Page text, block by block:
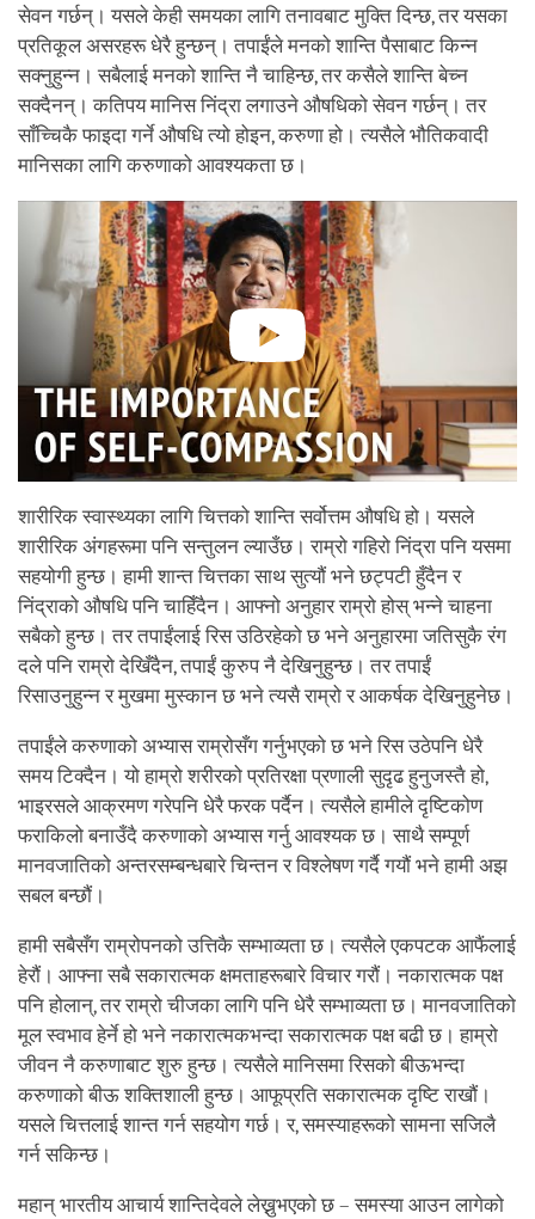
सेवन गर्छन्। यसले केही समयका लागि तनावबाट मुक्ति दिन्छ, तर यसका
प्रतिकूल असरहरू धेरै हुन्छन्। तपाईंले मनको शान्ति पैसाबाट किन्न
सक्नुहुन्न। सबैलाई मनको शान्ति नै चाहिन्छ, तर कसैले शान्ति बेच्न
सक्दैनन्। कतिपय मानिस निंद्रा लगाउने औषधिको सेवन गर्छन्। तर
साँच्चिकै फाइदा गर्ने औषधि त्यो होइन, करुणा हो। त्यसैले भौतिकवादी
मानिसका लागि करुणाको आवश्यकता छ।
शारीरिक स्वास्थ्यका लागि चित्तको शान्ति सर्वोत्तम औषधि हो। यसले
शारीरिक अंगहरूमा पनि सन्तुलन ल्याउँछ। राम्रो गहिरो निंद्रा पनि यसमा
सहयोगी हुन्छ। हामी शान्त चित्तका साथ सुत्यौं भने छट्पटी हुँदैन र
निंद्राको औषधि पनि चाहिँदैन। आफ्नो अनुहार राम्रो होस् भन्ने चाहना
सबैको हुन्छ। तर तपाईंलाई रिस उठिरहेको छ भने अनुहारमा जतिसुकै रंग
दले पनि राम्रो देखिँदैन, तपाईं कुरुप नै देखिनुहुन्छ। तर तपाईं
रिसाउनुहुन्न र मुखमा मुस्कान छ भने त्यसै राम्रो र आकर्षक देखिनुहुनेछ।
तपाईंले करुणाको अभ्यास राम्रोसँग गर्नुभएको छ भने रिस उठेपनि धेरै
समय टिक्दैन। यो हाम्रो शरीरको प्रतिरक्षा प्रणाली सुदृढ हुनुजस्तै हो,
भाइरसले आक्रमण गरेपनि धेरै फरक पर्दैन। त्यसैले हामीले दृष्टिकोण
फराकिलो बनाउँदै करुणाको अभ्यास गर्नु आवश्यक छ। साथै सम्पूर्ण
मानवजातिको अन्तरसम्बन्धबारे चिन्तन र विश्लेषण गर्दै गयौं भने हामी अझ
सबल बन्छौं।
हामी सबैसँग राम्रोपनको उत्तिकै सम्भाव्यता छ। त्यसैले एकपटक आफैंलाई
हेरौं। आफ्ना सबै सकारात्मक क्षमताहरूबारे विचार गरौं। नकारात्मक पक्ष
पनि होलान्, तर राम्रो चीजका लागि पनि धेरै सम्भाव्यता छ। मानवजातिको
मूल स्वभाव हेर्ने हो भने नकारात्मकभन्दा सकारात्मक पक्ष बढी छ। हाम्रो
जीवन नै करुणाबाट शुरु हुन्छ। त्यसैले मानिसमा रिसको बीऊभन्दा
करुणाको बीऊ शक्तिशाली हुन्छ। आफूप्रति सकारात्मक दृष्टि राखौं।
यसले चित्तलाई शान्त गर्न सहयोग गर्छ। र, समस्याहरूको सामना सजिलै
गर्न सकिन्छ।
महान् भारतीय आचार्य शान्तिदेवले लेख्नुभएको छ – समस्या आउन लागेको